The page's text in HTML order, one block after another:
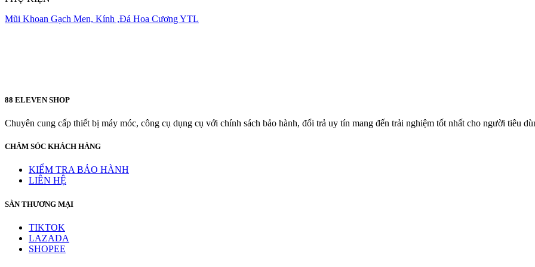
Mũi Khoan Gạch Men, Kính ,Đá Hoa Cương YTL
88 ELEVEN SHOP
Chuyên cung cấp thiết bị máy móc, công cụ dụng cụ với chính sách bảo hành, đổi trả uy tín mang đến trải nghiệm tốt nhất cho người tiêu
CHĂM SÓC KHÁCH HÀNG
KIỂM TRA BẢO HÀNH
LIÊN HỆ
SÀN THƯƠNG MẠI
TIKTOK
LAZADA
SHOPEE